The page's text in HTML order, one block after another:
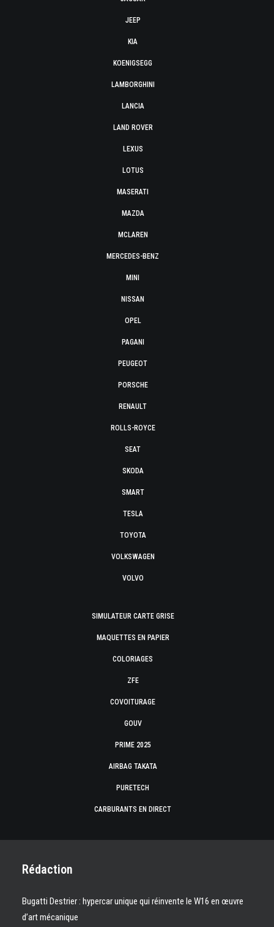
JEEP
KIA
KOENIGSEGG
LAMBORGHINI
LANCIA
LAND ROVER
LEXUS
LOTUS
MASERATI
MAZDA
MCLAREN
MERCEDES-BENZ
MINI
NISSAN
OPEL
PAGANI
PEUGEOT
PORSCHE
RENAULT
ROLLS-ROYCE
SEAT
SKODA
SMART
TESLA
TOYOTA
VOLKSWAGEN
VOLVO
SIMULATEUR CARTE GRISE
MAQUETTES EN PAPIER
COLORIAGES
ZFE
COVOITURAGE
GOUV
PRIME 2025
AIRBAG TAKATA
PURETECH
CARBURANTS EN DIRECT
Rédaction
Bugatti Destrier : hypercar unique qui réinvente le W16 en œuvre
d’art mécanique